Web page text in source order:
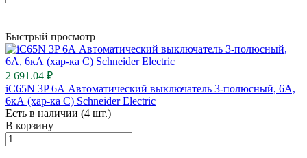
Быстрый просмотр
2 691.04 ₽
iC65N 3P 6А Автоматический выключатель 3-полюсный, 6А,
6кА (хар-ка C) Schneider Electric
Есть в наличии (4 шт.)
В корзину